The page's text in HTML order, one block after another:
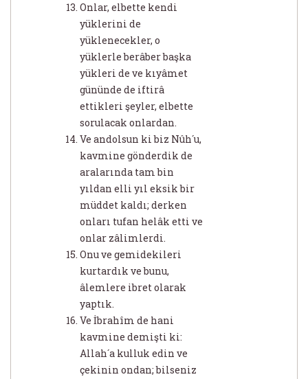
Onlar, elbette kendi
yüklerini de
yüklenecekler, o
yüklerle berâber başka
yükleri de ve kıyâmet
gününde de iftirâ
ettikleri şeyler, elbette
sorulacak onlardan.
Ve andolsun ki biz Nûh´u,
kavmine gönderdik de
aralarında tam bin
yıldan elli yıl eksik bir
müddet kaldı; derken
onları tufan helâk etti ve
onlar zâlimlerdi.
Onu ve gemidekileri
kurtardık ve bunu,
âlemlere ibret olarak
yaptık.
Ve İbrahîm de hani
kavmine demişti ki:
Allah´a kulluk edin ve
çekinin ondan; bilseniz